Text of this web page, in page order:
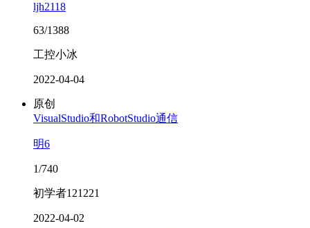
ljh2118
63/1388
工控小冰
2022-04-04
原创
VisualStudio和RobotStudio通信
明6
1/740
初学者121221
2022-04-02